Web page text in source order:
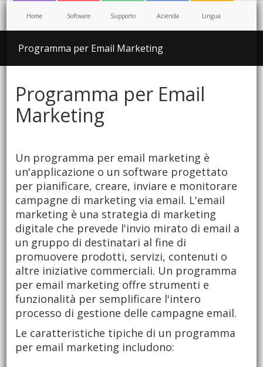
Home Software Supporto Azienda Lingua
Programma per Email Marketing
Programma per Email
Marketing
Un programma per email marketing è
un'applicazione o un software progettato
per pianificare, creare, inviare e monitorare
campagne di marketing via email. L'email
marketing è una strategia di marketing
digitale che prevede l'invio mirato di email a
un gruppo di destinatari al fine di
promuovere prodotti, servizi, contenuti o
altre iniziative commerciali. Un programma
per email marketing offre strumenti e
funzionalità per semplificare l'intero
processo di gestione delle campagne email.
Le caratteristiche tipiche di un programma
per email marketing includono: